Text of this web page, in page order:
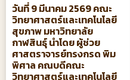
วันที่ 9 มีนาคม 2569 คณะ
วิทยาศาสตร์และเทคโนโลยี
สุขภาพ มหาวิทยาลัย
กาฬสินธุ์ นำโดย ผู้ช่วย
ศาสตราจารย์ทรงกรด พิม
พิศาล คณบดีคณะ
วิทยาศาสตร์และเทคโนโลยี